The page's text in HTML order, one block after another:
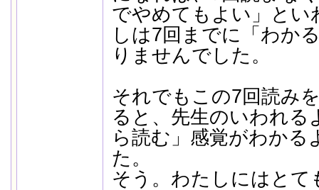
でやめてもよい」とい
しは7回までに「わか
りませんでした。
それでもこの7回読み
ると、先生のいわれる
ら読む」感覚がわかる
た。
そう。わたしにはとて